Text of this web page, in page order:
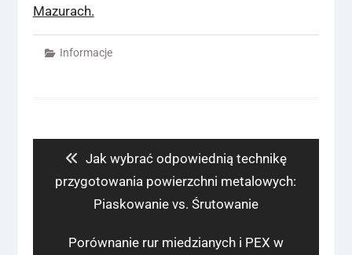
Mazurach.
Informacje
Previous
post:
Jak wybrać odpowiednią technikę
przygotowania powierzchni metalowych:
Piaskowanie vs. Śrutowanie
Next
Porównanie rur miedzianych i PEX w